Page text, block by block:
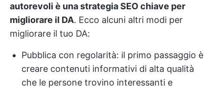
autorevoli è una strategia SEO chiave per
migliorare il DA. Ecco alcuni altri modi per
migliorare il tuo DA:
Pubblica con regolarità: il primo passaggio è
creare contenuti informativi di alta qualità
che le persone trovino interessanti e